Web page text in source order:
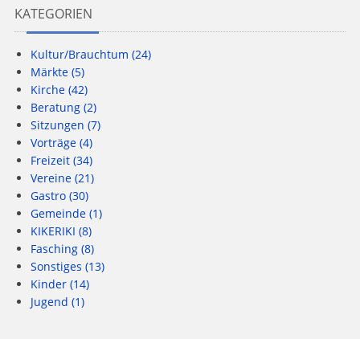
KATEGORIEN
Kultur/Brauchtum (24)
Märkte (5)
Kirche (42)
Beratung (2)
Sitzungen (7)
Vorträge (4)
Freizeit (34)
Vereine (21)
Gastro (30)
Gemeinde (1)
KIKERIKI (8)
Fasching (8)
Sonstiges (13)
Kinder (14)
Jugend (1)